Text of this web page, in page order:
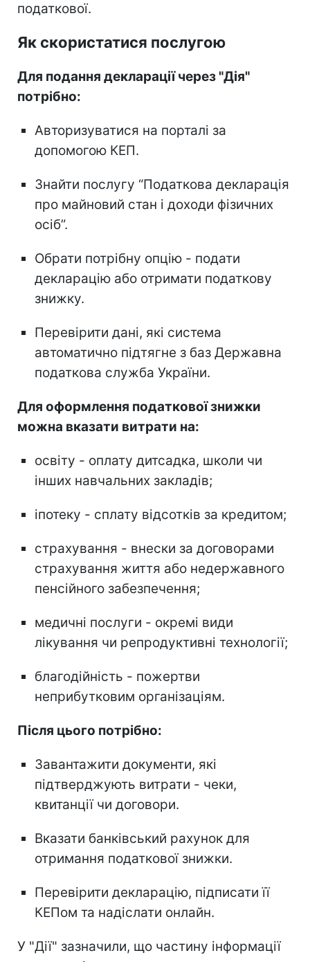
податкової.
Як скористатися послугою
Для подання декларації через "Дія"
потрібно:
Авторизуватися на порталі за
допомогою КЕП.
Знайти послугу “Податкова декларація
про майновий стан і доходи фізичних
осіб”.
Обрати потрібну опцію - подати
декларацію або отримати податкову
знижку.
Перевірити дані, які система
автоматично підтягне з баз Державна
податкова служба України.
Для оформлення податкової знижки
можна вказати витрати на:
освіту - оплату дитсадка, школи чи
інших навчальних закладів;
іпотеку - сплату відсотків за кредитом;
страхування - внески за договорами
страхування життя або недержавного
пенсійного забезпечення;
медичні послуги - окремі види
лікування чи репродуктивні технології;
благодійність - пожертви
неприбутковим організаціям.
Після цього потрібно:
Завантажити документи, які
підтверджують витрати - чеки,
квитанції чи договори.
Вказати банківський рахунок для
отримання податкової знижки.
Перевірити декларацію, підписати її
КЕПом та надіслати онлайн.
У "Дії" зазначили, що частину інформації